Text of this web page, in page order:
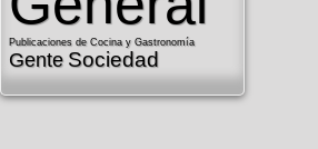
Publicaciones de Cocina y Gastronomí­a
Gente Sociedad